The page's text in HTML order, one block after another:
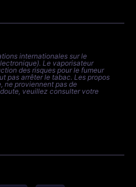
internationales sur le
Le vaporisateur
des risques pour le fumeur
pas arrêter le tabac. Les propos
ne proviennent pas de
veuillez consulter votre